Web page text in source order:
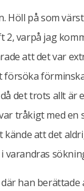
Höll på som
2, varpå jag
att det var
försöka
det trots allt är
tråkigt med en
att det
varandras
han